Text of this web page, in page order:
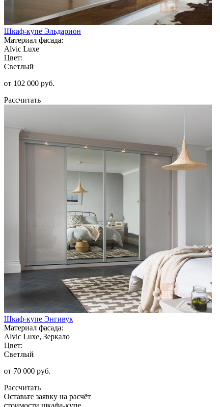
Шкаф-купе Эльдарион
Материал фасада:
Alvic Luxe
Цвет:
Светлый
от 102 000 руб.
Рассчитать
Шкаф-купе Энгивук
Материал фасада:
Alvic Luxe, Зеркало
Цвет:
Светлый
от 70 000 руб.
Рассчитать
Оставьте заявку на расчёт
стоимости шкафа-купе,